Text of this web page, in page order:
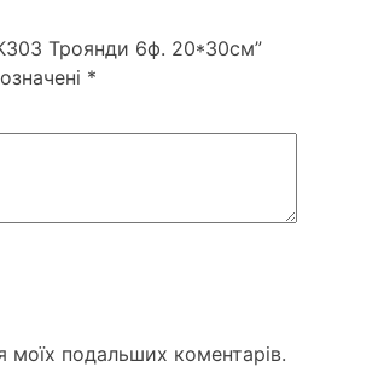
Троянди 6ф. 20*30см”
*
моїх подальших коментарів.